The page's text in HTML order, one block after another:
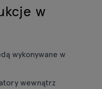
w
wykonywane w
wewnątrz